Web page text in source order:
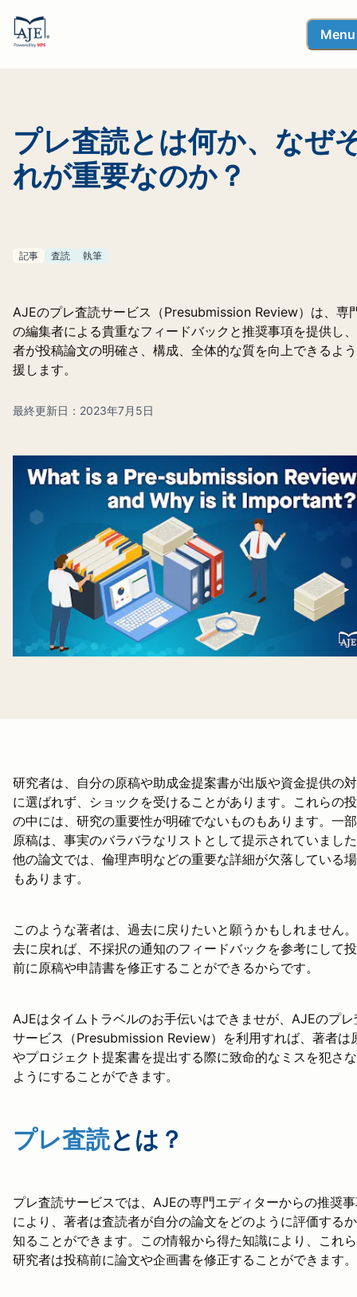
Menu
プレ査読とは何か、なぜ
れが重要なのか？
記事 査読 執筆
AJEのプレ査読サービス（Presubmission Review）は、専
の編集者による貴重なフィードバックと推奨事項を提供し
者が投稿論文の明確さ、構成、全体的な質を向上できるよ
援します。
最終更新日：2023年7月5日
研究者は、自分の原稿や助成金提案書が出版や資金提供の
に選ばれず、ショックを受けることがあります。これらの
の中には、研究の重要性が明確でないものもあります。一
原稿は、事実のバラバラなリストとして提示されていまし
他の論文では、倫理声明などの重要な詳細が欠落している
もあります。
このような著者は、過去に戻りたいと願うかもしれません
去に戻れば、不採択の通知のフィードバックを参考にして
前に原稿や申請書を修正することができるからです。
AJEはタイムトラベルのお手伝いはできませが、AJEのプレ
サービス（Presubmission Review）を利用すれば、著者は
やプロジェクト提案書を提出する際に致命的なミスを犯さ
ようにすることができます。
プレ査読とは？
プレ査読サービスでは、AJEの専門エディターからの推奨
により、著者は査読者が自分の論文をどのように評価する
知ることができます。この情報から得た知識により、これ
研究者は投稿前に論文や企画書を修正することができます。